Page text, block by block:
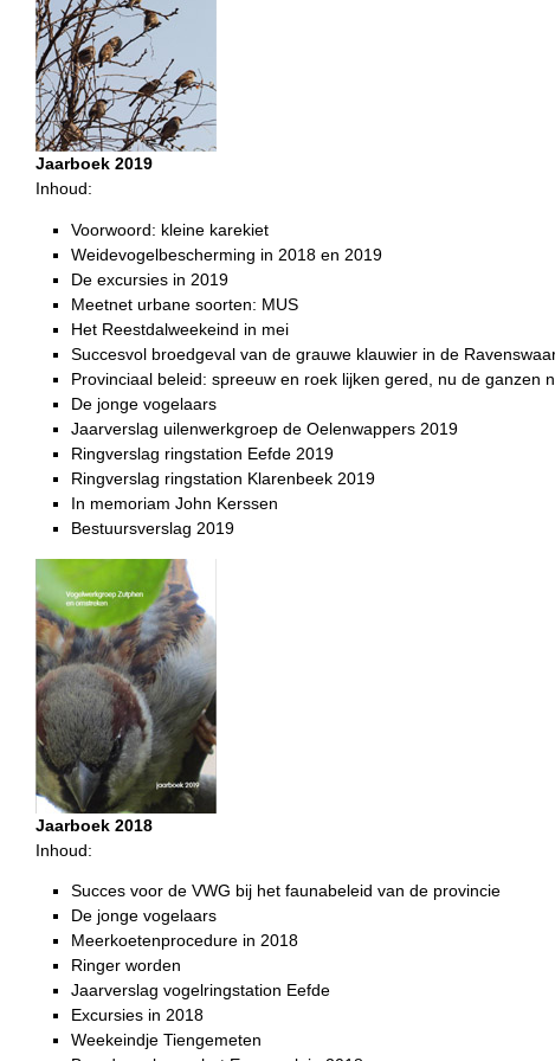
Jaarboek 2019
Inhoud:
Voorwoord: kleine karekiet
Weidevogelbescherming in 2018 en 2019
De excursies in 2019
Meetnet urbane soorten: MUS
Het Reestdalweekeind in mei
Succesvol broedgeval van de grauwe klauwier in de
Provinciaal beleid: spreeuw en roek lijken gered, nu de ganzen
De jonge vogelaars
Jaarverslag uilenwerkgroep de Oelenwappers 2019
Ringverslag ringstation Eefde 2019
Ringverslag ringstation Klarenbeek 2019
In memoriam John Kerssen
Bestuursverslag 2019
Jaarboek 2018
Inhoud:
Succes voor de VWG bij het faunabeleid van de provincie
De jonge vogelaars
Meerkoetenprocedure in 2018
Ringer worden
Jaarverslag vogelringstation Eefde
Excursies in 2018
Weekeindje Tiengemeten